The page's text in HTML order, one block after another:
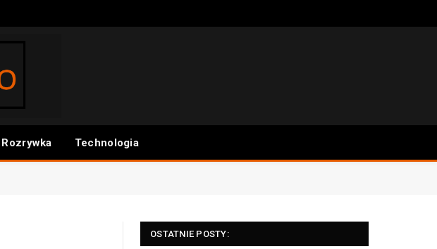
Rozrywka Technologia
OSTATNIE POSTY: